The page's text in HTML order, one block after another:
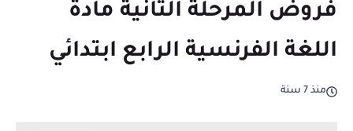
فروض المرحلة الثانية مادة
اللغة الفرنسية الرابع ابتدائي
منذ 7 سنة